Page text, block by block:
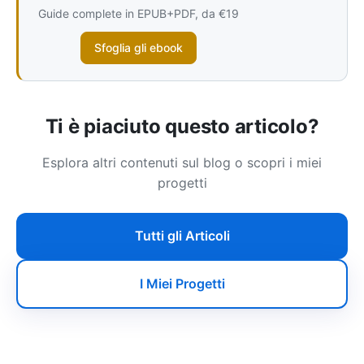
Guide complete in EPUB+PDF, da €19
Sfoglia gli ebook
Ti è piaciuto questo articolo?
Esplora altri contenuti sul blog o scopri i miei
progetti
Tutti gli Articoli
I Miei Progetti